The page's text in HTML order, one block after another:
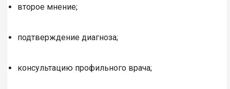
второе мнение;
подтверждение диагноза;
консультацию профильного врача;